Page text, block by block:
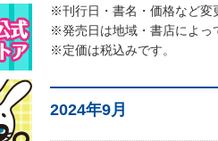
※刊行日・書名・価格など変
※発売日は地域・書店によっ
※定価は税込みです。
2024年9月